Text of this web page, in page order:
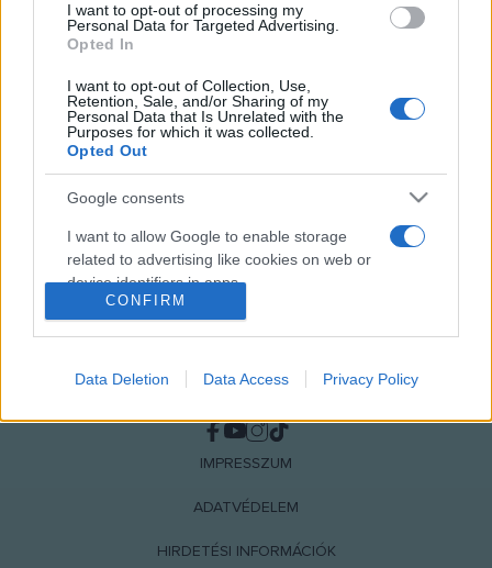
I want to opt-out of processing my
Personal Data for Targeted Advertising.
Opted In
I want to opt-out of Collection, Use,
Retention, Sale, and/or Sharing of my
Personal Data that Is Unrelated with the
Purposes for which it was collected.
Opted Out
Google consents
I want to allow Google to enable storage
related to advertising like cookies on web or
device identifiers in apps.
personalized advertising.
I want to allow Google to enable storage
device identifiers in apps.
I want to allow Google to enable storage
CONFIRM
Data Deletion Data Access Privacy Policy
MEGOSZTÁS
IMPRESSZUM
ADATVÉDELEM
HIRDETÉSI INFORMÁCIÓK